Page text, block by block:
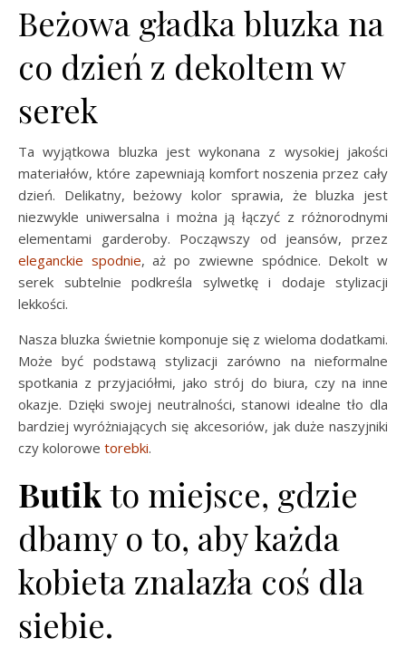
Beżowa gładka bluzka na
co dzień z dekoltem w
serek
Ta wyjątkowa bluzka jest wykonana z wysokiej jakości
materiałów, które zapewniają komfort noszenia przez cały
dzień. Delikatny, beżowy kolor sprawia, że bluzka jest
niezwykle uniwersalna i można ją łączyć z różnorodnymi
elementami garderoby. Począwszy od jeansów, przez
eleganckie spodnie, aż po zwiewne spódnice. Dekolt w
serek subtelnie podkreśla sylwetkę i dodaje stylizacji
lekkości.
Nasza bluzka świetnie komponuje się z wieloma dodatkami.
Może być podstawą stylizacji zarówno na nieformalne
spotkania z przyjaciółmi, jako strój do biura, czy na inne
okazje. Dzięki swojej neutralności, stanowi idealne tło dla
bardziej wyróżniających się akcesoriów, jak duże naszyjniki
czy kolorowe torebki.
Butikto miejsce, gdzie
dbamy o to, aby każda
kobieta znalazła coś dla
siebie.